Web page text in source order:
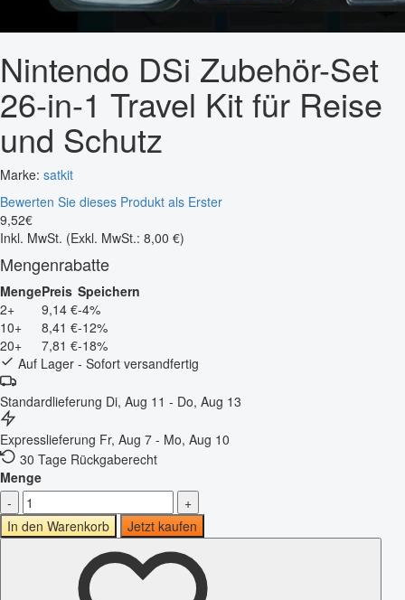
Nintendo DSi Zubehör-Set
26-in-1 Travel Kit für Reise
und Schutz
Marke: satkit
Bewerten Sie dieses Produkt als Erster
9,52€
Inkl. MwSt. (Exkl. MwSt.: 8,00 €)
Mengenrabatte
MengePreis Speichern
2+
9,14 €-4%
10+
8,41 €-12%
20+
7,81 €-18%
Auf Lager - Sofort versandfertig
Standardlieferung Di, Aug 11 - Do, Aug 13
Expresslieferung Fr, Aug 7 - Mo, Aug 10
30 Tage Rückgaberecht
Menge
-
+
In den Warenkorb
Jetzt kaufen